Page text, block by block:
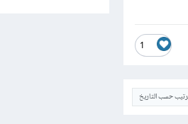
1
حسب التاريخ